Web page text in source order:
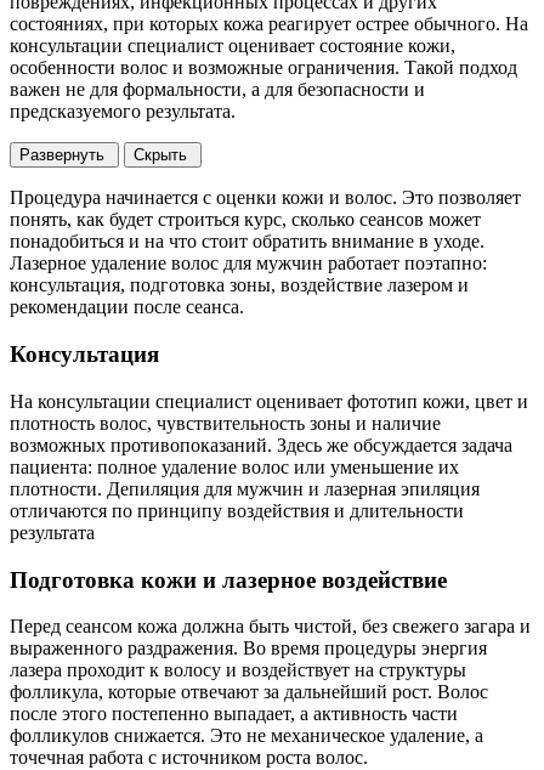
состояниях, при которых кожа реагирует острее обычного. На
консультации специалист оценивает состояние кожи,
особенности волос и возможные ограничения. Такой подход
важен не для формальности, а для безопасности и
предсказуемого результата.
Развернуть Скрыть
Процедура начинается с оценки кожи и волос. Это позволяет
понять, как будет строиться курс, сколько сеансов может
понадобиться и на что стоит обратить внимание в уходе.
Лазерное удаление волос для мужчин работает поэтапно:
консультация, подготовка зоны, воздействие лазером и
рекомендации после сеанса.
Консультация
На консультации специалист оценивает фототип кожи, цвет и
плотность волос, чувствительность зоны и наличие
возможных противопоказаний. Здесь же обсуждается задача
пациента: полное удаление волос или уменьшение их
плотности. Депиляция для мужчин и лазерная эпиляция
отличаются по принципу воздействия и длительности
результата
Подготовка кожи и лазерное воздействие
Перед сеансом кожа должна быть чистой, без свежего загара и
выраженного раздражения. Во время процедуры энергия
лазера проходит к волосу и воздействует на структуры
фолликула, которые отвечают за дальнейший рост. Волос
после этого постепенно выпадает, а активность части
фолликулов снижается. Это не механическое удаление, а
точечная работа с источником роста волос.